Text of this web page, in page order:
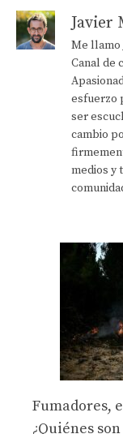
Javier
Me llamo
Canal de
esfuerzo
ser
cambio
medios y
Fumadores,
¿Quiénes